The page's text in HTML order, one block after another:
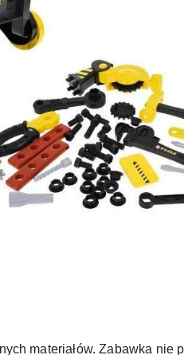
materiałów. Zabawka nie